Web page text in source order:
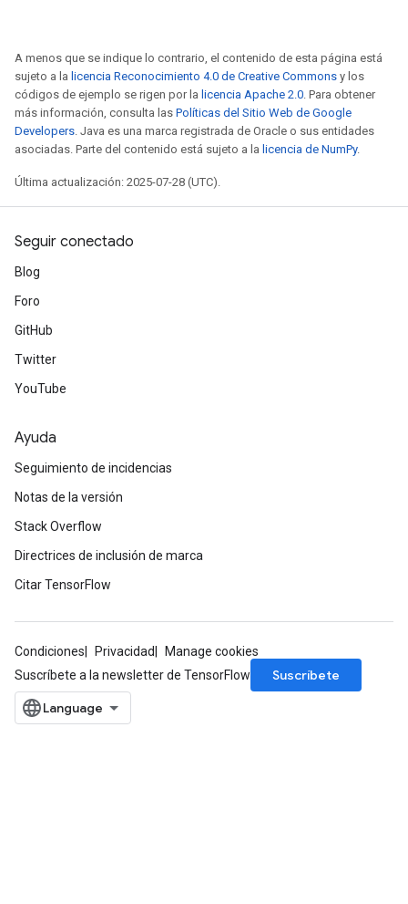
A menos que se indique lo contrario, el contenido de esta página está
sujeto a la licencia Reconocimiento 4.0 de Creative Commons y los
códigos de ejemplo se rigen por la licencia Apache 2.0. Para obtener
más información, consulta las Políticas del Sitio Web de Google
Developers. Java es una marca registrada de Oracle o sus entidades
asociadas. Parte del contenido está sujeto a la licencia de NumPy.
Última actualización: 2025-07-28 (UTC).
Seguir conectado
Blog
Foro
GitHub
Twitter
YouTube
Ayuda
Seguimiento de incidencias
Notas de la versión
Stack Overflow
Directrices de inclusión de marca
Citar TensorFlow
Condiciones Privacidad
Manage cookies
Suscríbete a la newsletter de TensorFlow
Suscríbete